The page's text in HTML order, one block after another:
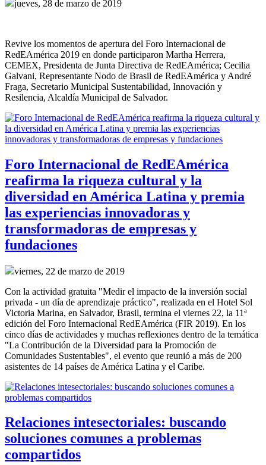
jueves, 28 de marzo de 2019
Revive los momentos de apertura del Foro Internacional de
RedEAmérica 2019 en donde participaron Martha Herrera,
CEMEX, Presidenta de Junta Directiva de RedEAmérica; Cecilia
Galvani, Representante Nodo de Brasil de RedEAmérica y André
Fraga, Secretario Municipal Sustentabilidad, Innovación y
Resilencia, Alcaldía Municipal de Salvador.
Foro Internacional de RedEAmérica
reafirma la riqueza cultural y la
diversidad en América Latina y premia
las experiencias innovadoras y
transformadoras de empresas y
fundaciones
viernes, 22 de marzo de 2019
Con la actividad gratuita "Medir el impacto de la inversión social
privada - un día de aprendizaje práctico", realizada en el Hotel Sol
Victoria Marina, en Salvador, Brasil, termina el viernes 22, la 11ª
edición del Foro Internacional RedEAmérica (FIR 2019). En los
cinco días de actividades y muchas reflexiones dentro de la temática
"La Contribución de la Diversidad para la Promoción de
Comunidades Sustentables", el evento que reunió a más de 200
asistentes de 14 países de América Latina y el Caribe.
Relaciones intesectoriales: buscando
soluciones comunes a problemas
compartidos